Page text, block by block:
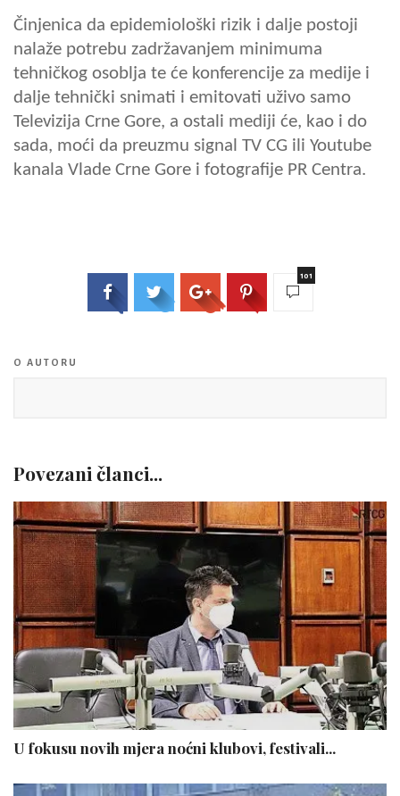
Činjenica da epidemiološki rizik i dalje postoji
nalaže potrebu zadržavanjem minimuma
tehničkog osoblja te će konferencije za medije i
dalje tehnički snimati i emitovati uživo samo
Televizija Crne Gore, a ostali mediji će, kao i do
sada, moći da preuzmu signal TV CG ili Youtube
kanala Vlade Crne Gore i fotografije PR Centra.
101
O AUTORU
Povezani članci...
U fokusu novih mjera noćni klubovi, festivali...